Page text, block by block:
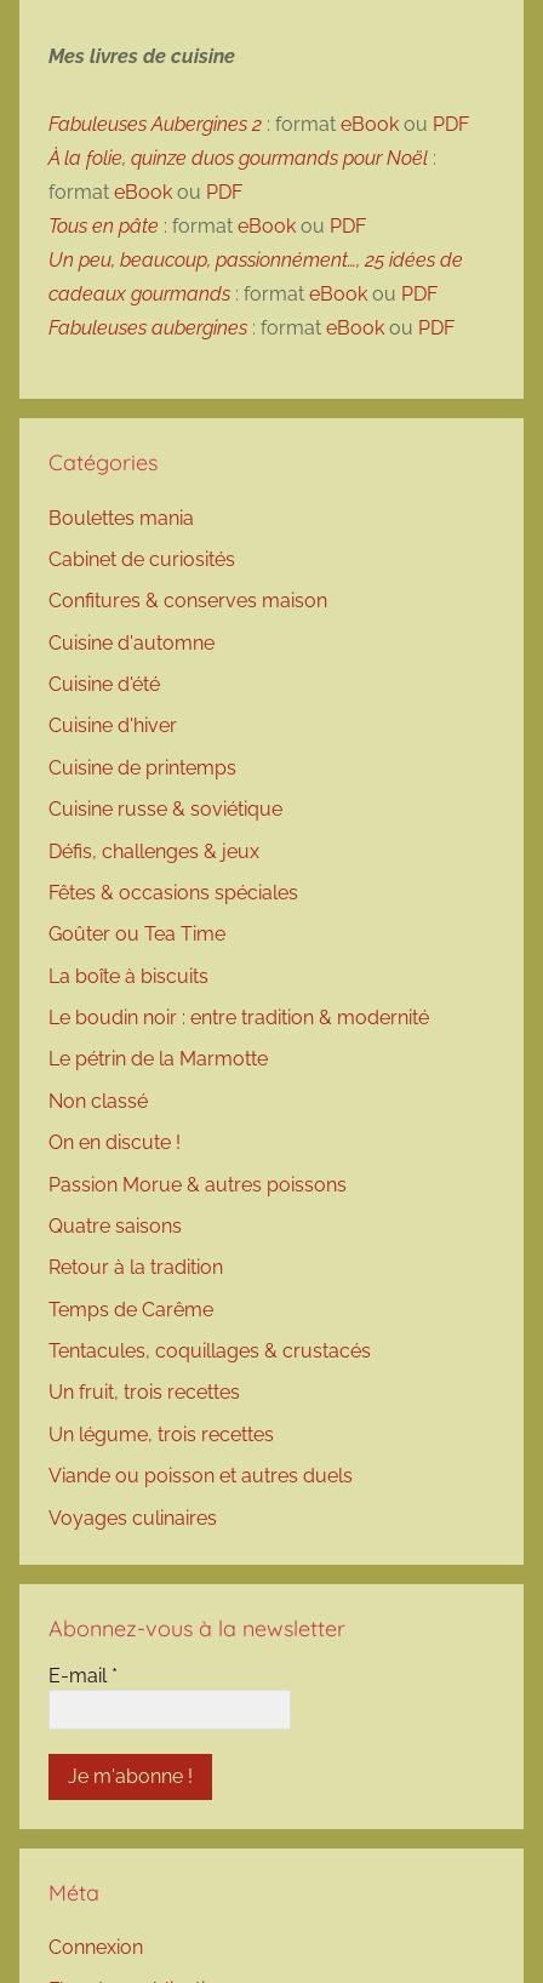
Mes livres de cuisine
Fabuleuses Aubergines 2 : format eBook ou PDF
À la folie, quinze duos gourmands pour Noël :
format eBook ou PDF
Tous en pâte : format eBook ou PDF
Un peu, beaucoup, passionnément…, 25 idées de
cadeaux gourmands : format eBook ou PDF
Fabuleuses aubergines : format eBook ou PDF
Catégories
Boulettes mania
Cabinet de curiosités
Confitures & conserves maison
Cuisine d'automne
Cuisine d'été
Cuisine d'hiver
Cuisine de printemps
Cuisine russe & soviétique
Défis, challenges & jeux
Fêtes & occasions spéciales
Goûter ou Tea Time
La boîte à biscuits
Le boudin noir : entre tradition & modernité
Le pétrin de la Marmotte
Non classé
On en discute !
Passion Morue & autres poissons
Quatre saisons
Retour à la tradition
Temps de Carême
Tentacules, coquillages & crustacés
Un fruit, trois recettes
Un légume, trois recettes
Viande ou poisson et autres duels
Voyages culinaires
Abonnez-vous à la newsletter
E-mail *
Méta
Connexion